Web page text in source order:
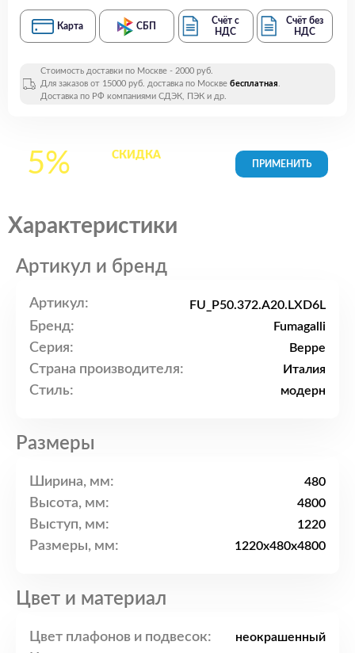
Карта СБП
Счёт с
НДС
Счёт без
НДС
Стоимость доставки по Москве - 2000 руб.
Для заказов от 15000 руб. доставка по Москве бесплатная.
Доставка по РФ компаниями СДЭК, ПЭК и др.
5% СКИДКАна все
Характеристики
Артикул и бренд
Артикул: FU_P50.372.A20.LXD6L
Бренд: Fumagalli
Серия: Beppe
Страна производителя: Италия
Стиль: модерн
Размеры
Ширина, мм: 480
Высота, мм: 4800
Выступ, мм: 1220
Размеры, мм: 1220x480x4800
Цвет и материал
Цвет плафонов и подвесок: неокрашенный